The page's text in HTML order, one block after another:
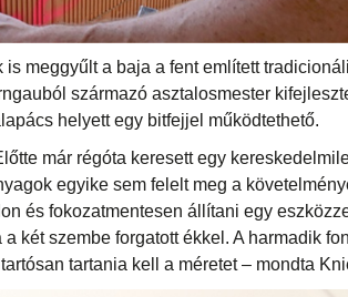
meggyűlt a baja a fent említett
származó asztalosmester
helyett egy bitfejjel működtethető.
már régóta keresett egy
egyike sem felelt meg a
és fokozatmentesen állítani egy
két szembe forgatott ékkel. A harmadik
tartania kell a méretet – mondta